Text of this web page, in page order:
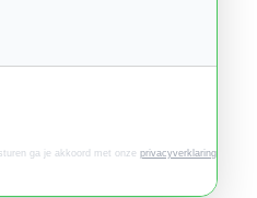
ga je akkoord met onze privacyverklaring.